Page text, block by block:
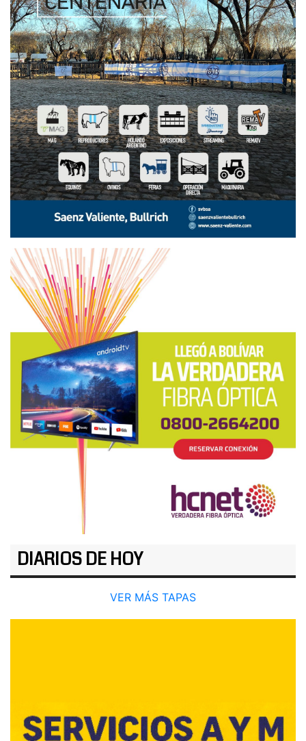
DIARIOS DE HOY
VER MÁS TAPAS